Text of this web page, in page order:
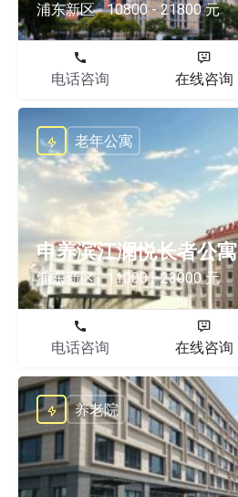
浦东新区 10800 - 21800 元
电话咨询 在线咨询
申养滨江澜悦长者公寓
浦东新区 11000 - 23000 元
老年公寓
电话咨询 在线咨询
养老院